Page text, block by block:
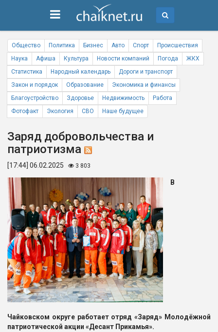
Общество Политика Бизнес Авто Спорт
Происшествия
Наука
Афиша Культура Новости компаний Погода
ЖКХ
Статистика
Народный календарь
Дороги и транспорт
Закон и порядок
Образование
Экономика и финансы
Благоустройство
Здоровье Недвижимость
Работа
Фотофакт
Экология СВО Наше будущее
Заряд добровольчества и
патриотизма
[17:44] 06.02.2025 3 803
В
Чайковском округе работает отряд «Заряд» Молодёжной
патриотической акции «Десант Прикамья».